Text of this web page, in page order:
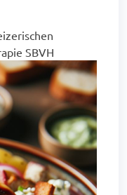
SBVH